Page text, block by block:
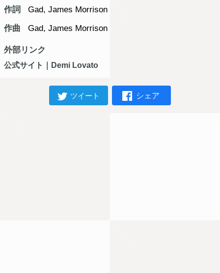
作詞
Gad, James Morrison
作曲
Gad, James Morrison
外部リンク
公式サイト｜Demi Lovato
ツイート シェア